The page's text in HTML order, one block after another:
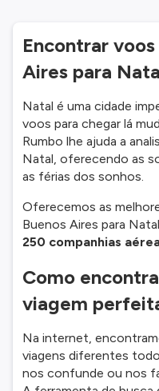
Encontrar
Aires para
Natal é uma cidade
voos para chegar lá
Rumbo lhe ajuda a
Natal, oferecendo as
as férias dos sonhos.
Oferecemos as
Buenos Aires para Natal
250 companhias
Como
viagem
Na internet,
viagens diferentes
nos confunde ou nos